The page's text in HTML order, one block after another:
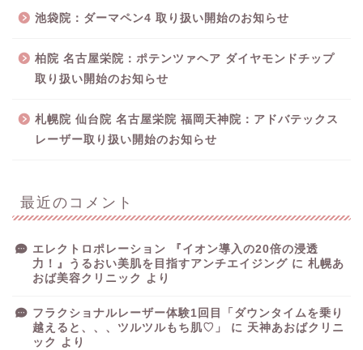
池袋院：ダーマペン4 取り扱い開始のお知らせ
柏院 名古屋栄院：ポテンツァヘア ダイヤモンドチップ
取り扱い開始のお知らせ
札幌院 仙台院 名古屋栄院 福岡天神院：アドバテックス
レーザー取り扱い開始のお知らせ
最近のコメント
エレクトロポレーション 『イオン導入の20倍の浸透
力！』うるおい美肌を目指すアンチエイジング に 札幌あ
おば美容クリニック
より
フラクショナルレーザー体験1回目「ダウンタイムを乗り
越えると、、、ツルツルもち肌♡」
に 天神あおばクリニ
ック
より